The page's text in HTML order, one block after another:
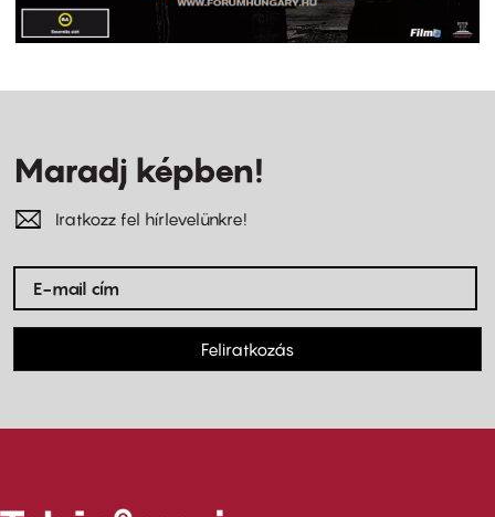
Maradj képben!
Iratkozz fel hírlevelünkre!
Feliratkozás